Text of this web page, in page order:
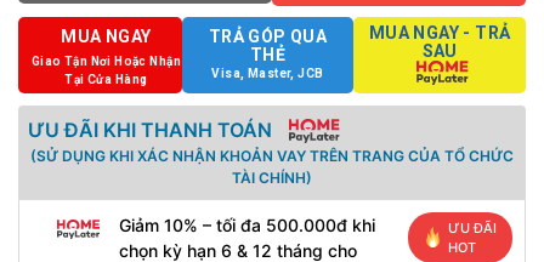
MUA NGAY
Giao Tận Nơi Hoặc Nhận
Tại Cửa Hàng
TRẢ GÓP QUA
THẺ
Visa, Master, JCB
MUA NGAY - TRẢ
SAU
ƯU ĐÃI KHI THANH TOÁN
(SỬ DỤNG KHI XÁC NHẬN KHOẢN VAY TRÊN TRANG CỦA TỔ CHỨC
TÀI CHÍNH)
Giảm 10% – tối đa 500.000đ khi
chọn kỳ hạn 6 & 12 tháng cho
ƯU ĐÃI
HOT